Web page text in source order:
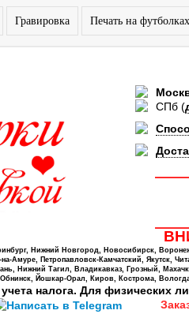
Гравировка Печать на футболках
СПб (
Нижний Новгород, Новосибирск,
Амуре, Петропавловск-Камчатский, Якутск,
Нижний Тагил, Владикавказ, Грозный,
Йошкар-Орал, Киров, Кострома,
налога. Для физических